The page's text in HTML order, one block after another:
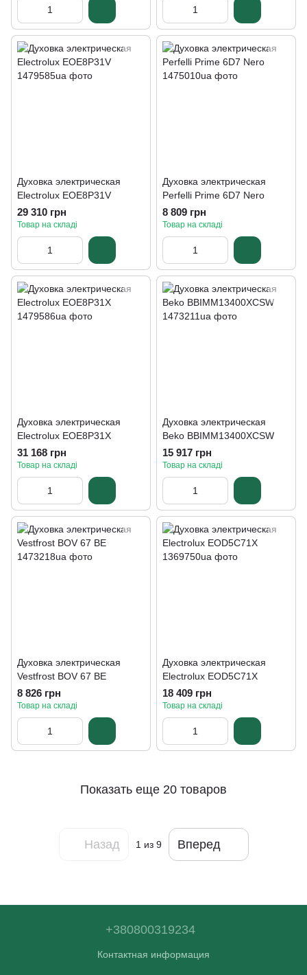
Духовка электрическая
Electrolux EOE8P31V
29 310 грн
Товар на складі
Духовка электрическая
Perfelli Prime 6D7 Nero
8 809 грн
Товар на складі
Духовка электрическая
Electrolux EOE8P31X
31 168 грн
Товар на складі
Духовка электрическая
Beko BBIMM13400XCSW
15 917 грн
Товар на складі
Духовка электрическая
Vestfrost BOV 67 BE
8 826 грн
Товар на складі
Духовка электрическая
Electrolux EOD5C71X
18 409 грн
Товар на складі
Показать еще 20 товаров
Назад 1 из 9 Вперед
+380800319234
Контактная информация